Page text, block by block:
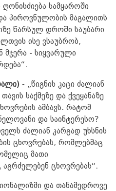
ღონისძიება სამყაროში
პიროვნულობის მაგალითს
წარსულ დროში საუბარი
ისე ვსაუბრობ,
- სიყვარული
- „წიგნის კაცი ძალიან
საქმეზე და ქვეყანაზე
ამბავს. რატომ
და საინტერესო?
ძალიან კარგად უხსნის
ცხოვრებას, რომლებმაც
მათი
ცხოვრებას“.
და თანამედროვე